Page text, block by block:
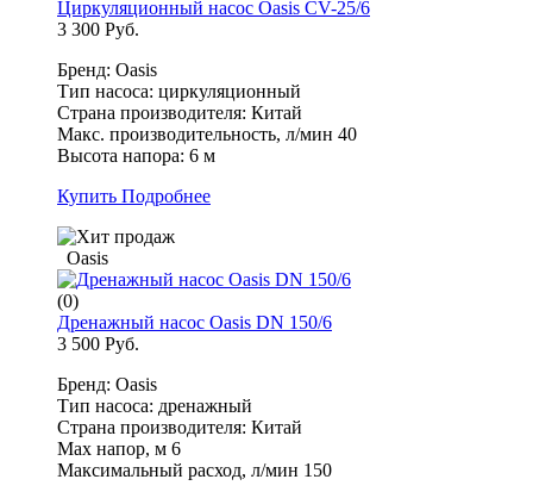
Циркуляционный насос Oasis CV-25/6
3 300 Руб.
Бренд: Oasis
Тип насоса: циркуляционный
Страна производителя: Китай
Макс. производительность, л/мин 40
Высота напора: 6 м
Купить Подробнее
Oasis
(0)
Дренажный насос Oasis DN 150/6
3 500 Руб.
Бренд: Oasis
Тип насоса: дренажный
Страна производителя: Китай
Max напор, м 6
Максимальный расход, л/мин 150